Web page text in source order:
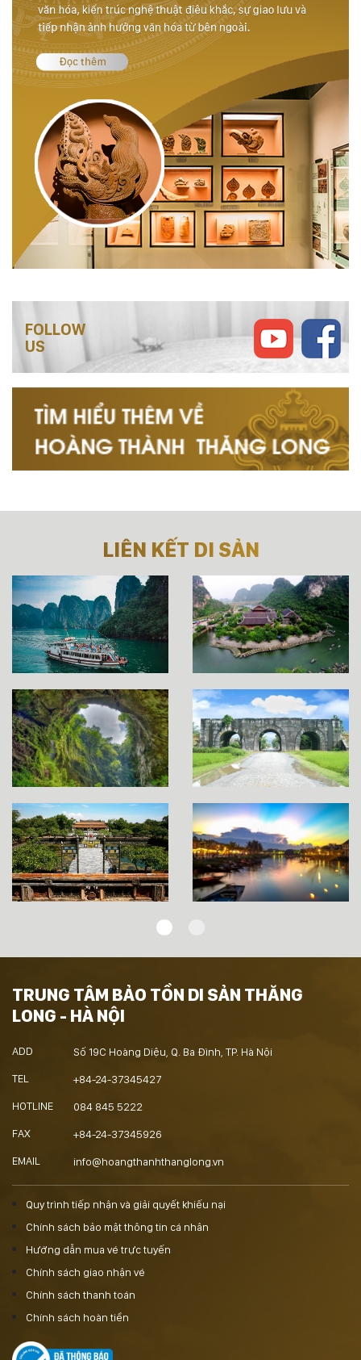
FOLLOW
US
LIÊN KẾT DI SẢN
TRUNG TÂM BẢO TỒN DI SẢN THĂNG
LONG - HÀ NỘI
ADD Số 19C Hoàng Diệu, Q. Ba Đình, TP. Hà Nội
TEL +84-24-37345427
HOTLINE 084 845 5222
FAX +84-24-37345926
EMAIL info@hoangthanhthanglong.vn
Quy trình tiếp nhận và giải quyết khiếu nại
Chính sách bảo mật thông tin cá nhân
Hướng dẫn mua vé trực tuyến
Chính sách giao nhận vé
Chính sách thanh toán
Chính sách hoàn tiền